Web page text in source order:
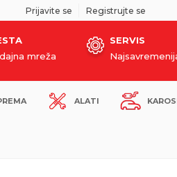
SIGURNO PLAĆANJE PLATNIM
Prijavite se Registrujte se
mreža
SERVIS
ALATI